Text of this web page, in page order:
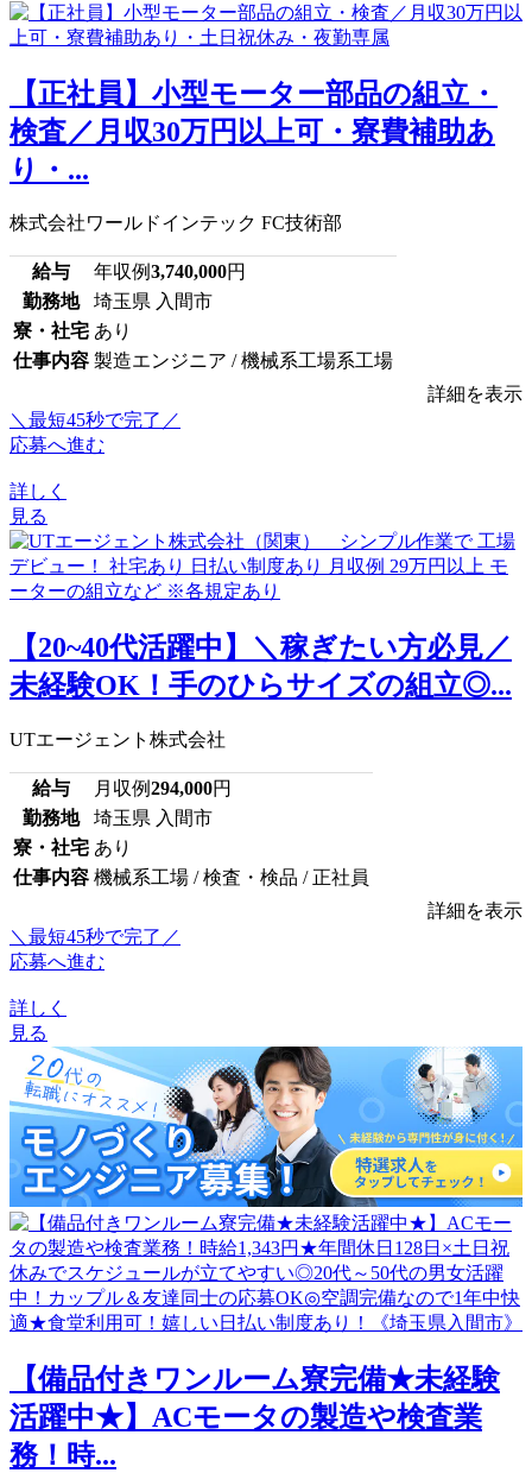
【正社員】小型モーター部品の組立・
検査／月収30万円以上可・寮費補助あ
り・...
株式会社ワールドインテック FC技術部
給与 年収例3,740,000円
勤務地
埼玉県 入間市
寮・社宅 あり
仕事内容 製造エンジニア / 機械系工場系工場
詳細を表示
＼最短45秒で完了／
応募へ進む
詳しく
見る
【20~40代活躍中】＼稼ぎたい方必見／
未経験OK！手のひらサイズの組立◎...
UTエージェント株式会社
給与 月収例294,000円
勤務地
埼玉県 入間市
寮・社宅 あり
仕事内容 機械系工場 / 検査・検品 / 正社員
詳細を表示
＼最短45秒で完了／
応募へ進む
詳しく
見る
【備品付きワンルーム寮完備★未経験
活躍中★】ACモータの製造や検査業
務！時...